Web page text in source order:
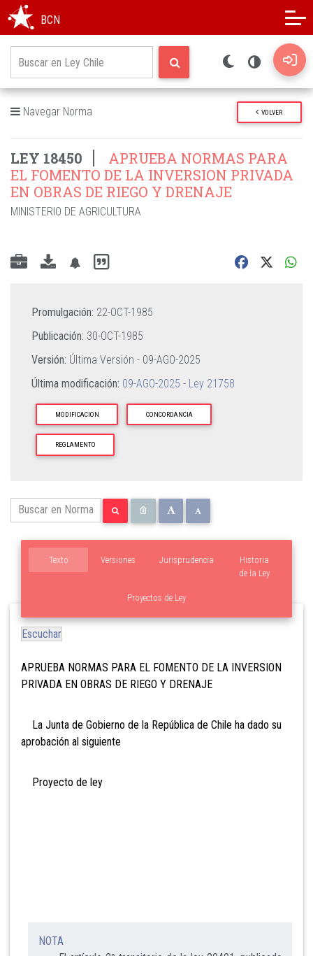
BCN
Navegar Norma VOLVER
LEY 18450
APRUEBA NORMAS PARA
EL FOMENTO DE LA INVERSION PRIVADA
EN OBRAS DE RIEGO Y DRENAJE
MINISTERIO DE AGRICULTURA
Promulgación: 22-OCT-1985
Publicación: 30-OCT-1985
Versión: Última Versión - 09-AGO-2025
Última modificación: 09-AGO-2025 - Ley 21758
MODIFICACION CONCORDANCIA
REGLAMENTO
Texto Versiones
Proyectos de Ley
Jurisprudencia
Historia
de la Ley
Escuchar
APRUEBA NORMAS PARA EL FOMENTO DE LA INVERSION
PRIVADA EN OBRAS DE RIEGO Y DRENAJE
La Junta de Gobierno de la República de Chile ha dado su
aprobación al siguiente
Proyecto de ley
NOTA